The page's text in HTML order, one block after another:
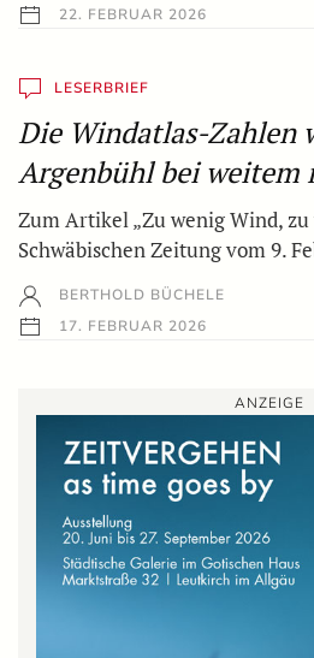
22. FEBRUAR 2026
LESERBRIEF
Die Windatlas-Zahlen
Argenbühl bei weitem
Zum Artikel „Zu wenig Wind,
Schwäbischen Zeitung vom 9.
BERTHOLD BÜCHELE
17. FEBRUAR 2026
ANZEIGE